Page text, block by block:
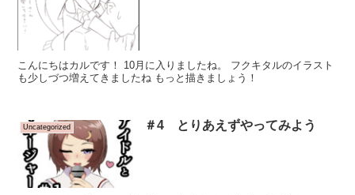
こんにちはカルです！ 10月に入りましたね。 フクキタルのイラスト
も少しづつ増えてきましたね もっと描きましょう！
Uncategorized ＃4 とりあえずやってみよう